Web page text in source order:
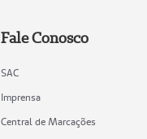
Fale Conosco
SAC
Imprensa
Central de Marcações